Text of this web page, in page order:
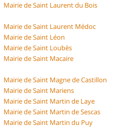
Mairie de Saint Laurent du Bois
Mairie de Saint Laurent Médoc
Mairie de Saint Léon
Mairie de Saint Loubès
Mairie de Saint Macaire
Mairie de Saint Magne de Castillon
Mairie de Saint Mariens
Mairie de Saint Martin de Laye
Mairie de Saint Martin de Sescas
Mairie de Saint Martin du Puy